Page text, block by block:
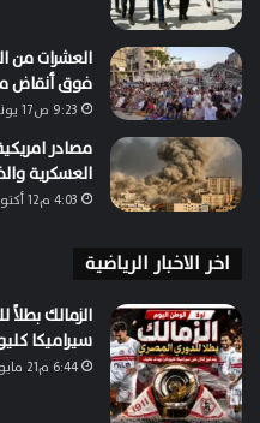
العشرات من
فوق أنقاض
9:23 ص17 يونيو، 2024
مصادر
العسكرية
4:03 م12 أكتوبر، 2024
اخر الاخبار الرياضية
الزمالك
سيراميكا
6:44 م21 مايو، 2026